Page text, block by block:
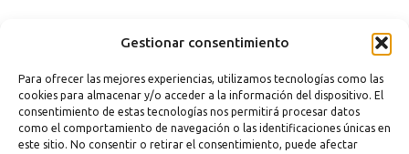
Gestionar consentimiento
Para ofrecer las mejores experiencias, utilizamos tecnologías como las
cookies para almacenar y/o acceder a la información del dispositivo. El
consentimiento de estas tecnologías nos permitirá procesar datos
como el comportamiento de navegación o las identificaciones únicas en
este sitio. No consentir o retirar el consentimiento, puede afectar
Copyright 2023 | |Política de cookies